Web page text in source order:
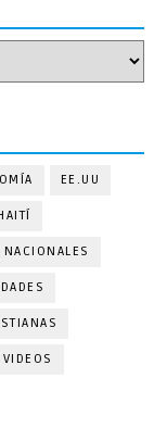
EE.UU
NACIONALES
VIDEOS